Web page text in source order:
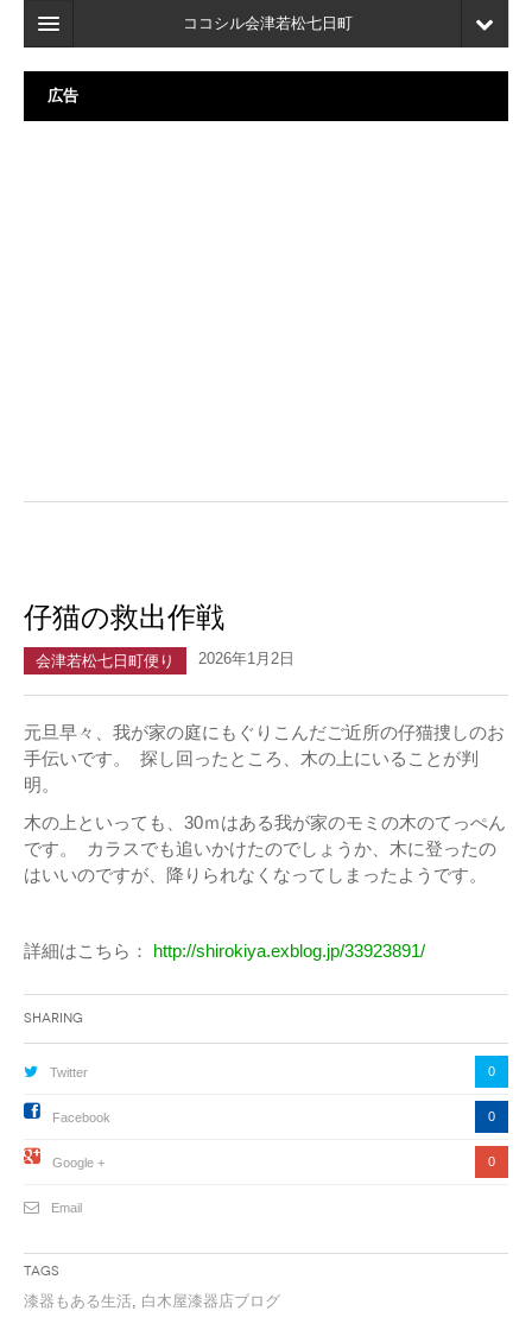
ココシル会津若松七日町
ホーム
検索
広告
仔猫の救出作戦
会津若松七日町便り 2026年1月2日
元旦早々、我が家の庭にもぐりこんだご近所の仔猫捜しのお
手伝いです。 探し回ったところ、木の上にいることが判
明。
木の上といっても、30ｍはある我が家のモミの木のてっぺん
です。 カラスでも追いかけたのでしょうか、木に登ったの
はいいのですが、降りられなくなってしまったようです。
詳細はこちら： http://shirokiya.exblog.jp/33923891/
Sharing
Twitter 0
Facebook 0
Google + 0
Email
Tags
漆器もある生活, 白木屋漆器店ブログ